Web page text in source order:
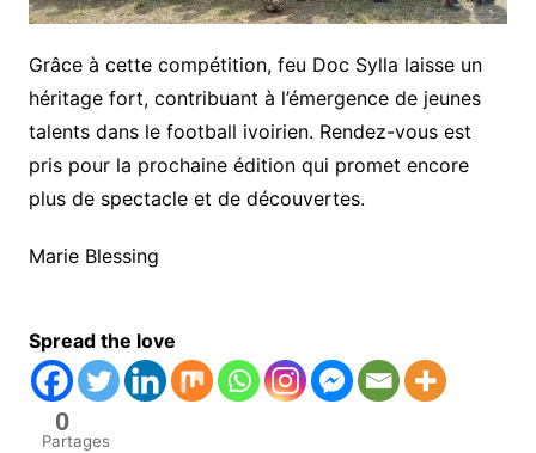
Grâce à cette compétition, feu Doc Sylla laisse un
héritage fort, contribuant à l’émergence de jeunes
talents dans le football ivoirien. Rendez-vous est
pris pour la prochaine édition qui promet encore
plus de spectacle et de découvertes.
Marie Blessing
Spread the love
0
Partages